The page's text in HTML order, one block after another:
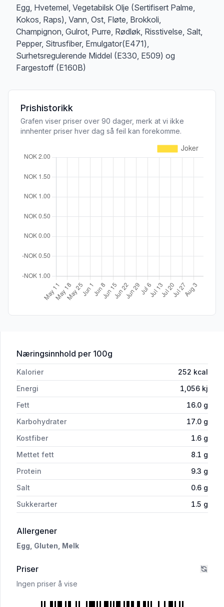
Egg, Hvetemel, Vegetabilsk Olje (Sertifisert Palme,
Kokos, Raps), Vann, Ost, Fløte, Brokkoli,
Champignon, Gulrot, Purre, Rødløk, Risstivelse, Salt,
Pepper, Sitrusfiber, Emulgator(E471),
Surhetsregulerende Middel (E330, E509) og
Fargestoff (E160B)
Prishistorikk
Grafen viser priser over 90 dager, merk at vi ikke
innhenter priser hver dag så feil kan forekomme.
Næringsinnhold for 'Pai Vegetar 4x160g Matbørsen'
per 100g
Kalorier 252 kcal
Energi
1,056 kj
Fett
16.0 g
Karbohydrater
17.0 g
Kostfiber
1.6 g
Mettet fett
8.1 g
Protein
9.3 g
Salt
0.6 g
Sukkerarter
1.5 g
Allergeneri 'Pai Vegetar 4x160g Matbørsen'
Egg, Gluten, Melk
Priser
Ingen priser å vise